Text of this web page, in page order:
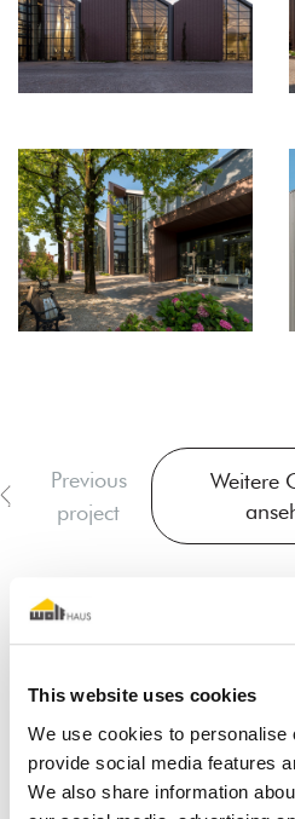
This website uses cookies
We use cookies to personalise
provide social media features
We also share information
Previous
project
Weitere
Der Traum